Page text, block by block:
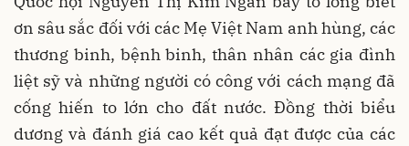
ơn sâu sắc đối với các Mẹ Việt Nam anh hùng, các
thương binh, bệnh binh, thân nhân các gia đình
liệt sỹ và những người có công với cách mạng đã
cống hiến to lớn cho đất nước. Đồng thời biểu
dương và đánh giá cao kết quả đạt được của các